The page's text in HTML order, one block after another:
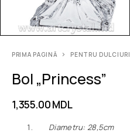
PRIMA PAGINĂ PENTRU DULCIURI
Bol „Princess”
1,355.00MDL
Diametru: 28,5сm